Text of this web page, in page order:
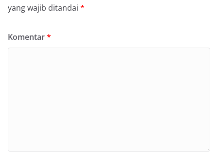
yang wajib ditandai *
Komentar*